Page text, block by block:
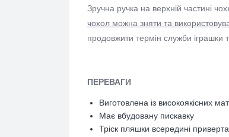
Зручна ручка на верхній частині
чохол можна зняти та
продовжити термін служби іграшки
ПЕРЕВАГИ
Виготовлена із високоякісних
Має вбудовану пискавку
Тріск пляшки всередині